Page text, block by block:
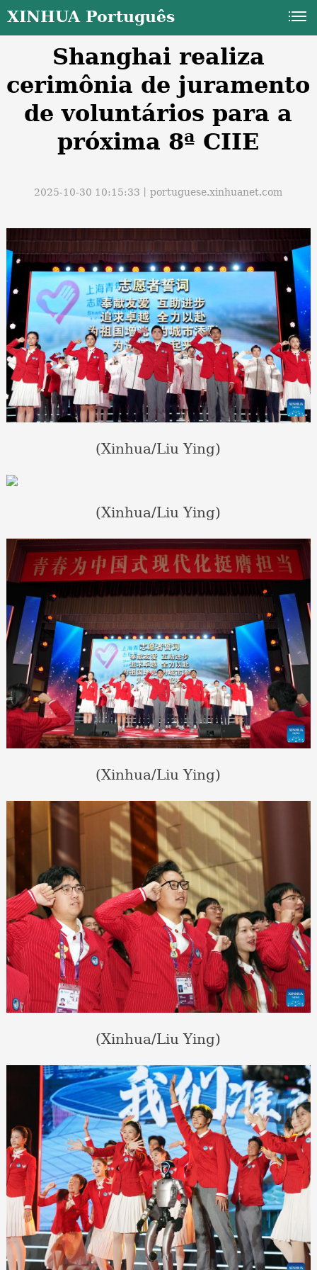
XINHUA Português
Shanghai realiza
cerimônia de juramento
de voluntários para a
próxima 8ª CIIE
2025-10-30 10:15:33丨portuguese.xinhuanet.com
(Xinhua/Liu Ying)
(Xinhua/Liu Ying)
(Xinhua/Liu Ying)
(Xinhua/Liu Ying)